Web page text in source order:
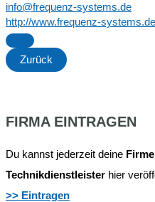
info@frequenz-systems.de
http://www.frequenz-systems.de
Zurück
FIRMA EINTRAGEN
Du kannst jederzeit deine
Technikdienstleister hier
>> Eintragen